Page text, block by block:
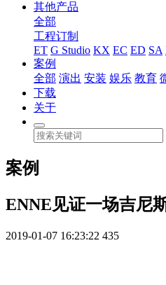
其他产品
全部
工程订制
ET G Studio KX EC ED SA
案例
全部 演出 安装 娱乐 教育
下载
关于
案例
ENNE见证一场吉尼
2019-01-07 16:23:22 435